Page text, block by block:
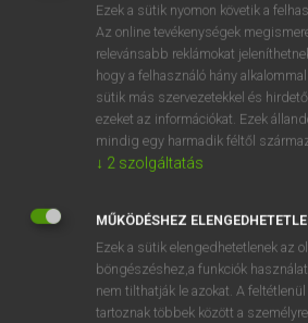
SZOTAR.NET
MICROSOFT OFFICE
BEÉPÜLŐ
ONLINE
EGYÉNI
TANULÓKNAK
OKTATÁSI
VÁLLALATI
Ezek a sütik nyomon követik a
Az online tevékenységek
relevánsabb reklámokat
hogy a felhasználó hány
sütik más szervezetekkel és
ezeket az információkat. Ezek
mindig egy harmadik féltől
↓ 2 szolgáltatás
MŰKÖDÉSHEZ
Ezek a sütik elengedhetetlenek az
böngészéshez,a funkciók
nem tilthatják le azokat. A
tartoznak többek között a